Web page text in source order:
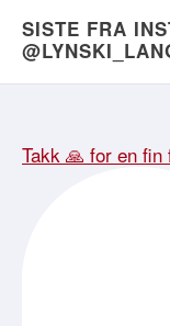
SISTE FRA
Takk 🙏 for en